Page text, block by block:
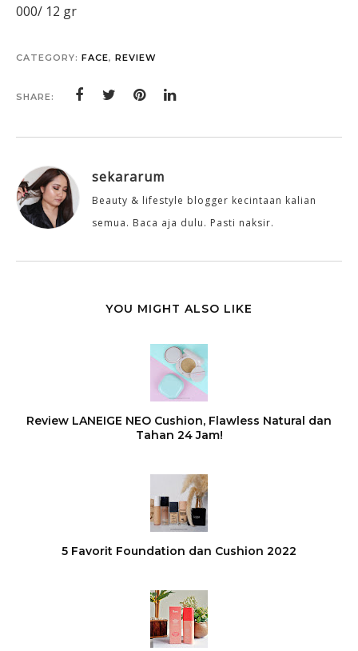
000/ 12 gr
CATEGORY: FACE, REVIEW
SHARE:
sekararum
Beauty & lifestyle blogger kecintaan kalian
semua. Baca aja dulu. Pasti naksir.
YOU MIGHT ALSO LIKE
Review LANEIGE NEO Cushion, Flawless Natural dan
Tahan 24 Jam!
5 Favorit Foundation dan Cushion 2022